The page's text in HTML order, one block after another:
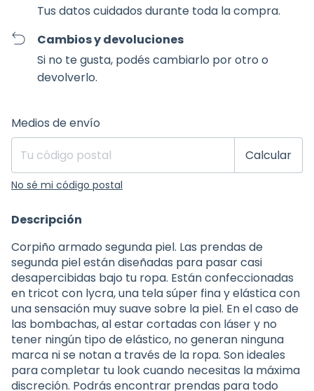
Tus datos cuidados durante toda la compra.
Cambios y devoluciones
Si no te gusta, podés cambiarlo por otro o
devolverlo.
Entregas para el CP:
Medios de envío
Calcular
No sé mi código postal
Descripción
Corpiño armado segunda piel. Las prendas de
segunda piel están diseñadas para pasar casi
desapercibidas bajo tu ropa. Están confeccionadas
en tricot con lycra, una tela súper fina y elástica con
una sensación muy suave sobre la piel. En el caso de
las bombachas, al estar cortadas con láser y no
tener ningún tipo de elástico, no generan ninguna
marca ni se notan a través de la ropa. Son ideales
para completar tu look cuando necesitas la máxima
discreción. Podrás encontrar prendas para todo